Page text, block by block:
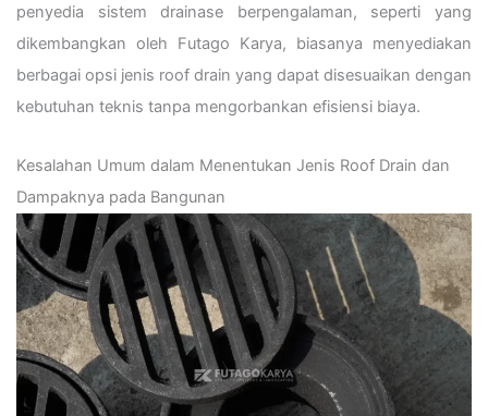
penyedia sistem drainase berpengalaman, seperti yang
dikembangkan oleh Futago Karya, biasanya menyediakan
berbagai opsi jenis roof drain yang dapat disesuaikan dengan
kebutuhan teknis tanpa mengorbankan efisiensi biaya.
Kesalahan Umum dalam Menentukan Jenis Roof Drain dan
Dampaknya pada Bangunan